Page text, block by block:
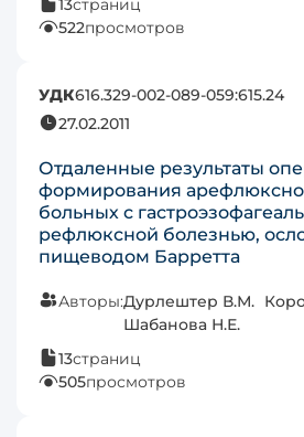
13страниц
522просмотров
УДК616.329-002-089-059:615.24
27.02.2011
Отдаленные результаты
формирования
больных с
рефлюксной болезнью,
пищеводом Барретта
Авторы:Дурлештер В.М.
Шабанова Н.Е.
13страниц
505просмотров